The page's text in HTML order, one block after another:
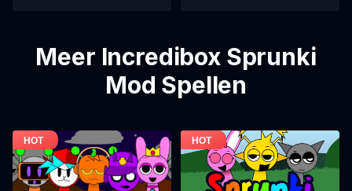
Meer Incredibox Sprunki
Mod Spellen